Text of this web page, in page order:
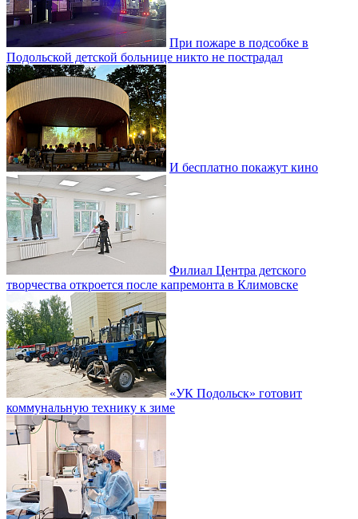
При пожаре в подсобке в
Подольской детской больнице никто не пострадал
И бесплатно покажут кино
Филиал Центра детского
творчества откроется после капремонта в Климовске
«УК Подольск» готовит
коммунальную технику к зиме